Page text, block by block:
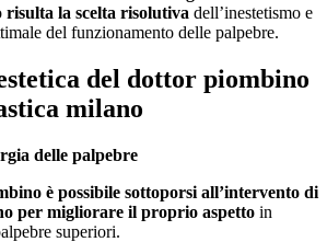
risulta la scelta risolutiva dell’inestetismo e
del funzionamento delle palpebre.
del dottor piombino
milano
delle palpebre
è possibile sottoporsi all’intervento di
per migliorare il proprio aspetto in
superiori.